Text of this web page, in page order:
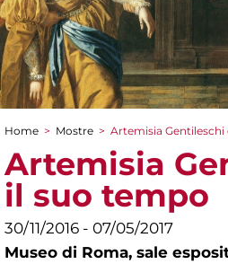
Tu sei qui
Home > Mostre > Artemisia Gentileschi
Artemisia
il suo tempo
30/11/2016 - 07/05/2017
Museo di Roma, sale